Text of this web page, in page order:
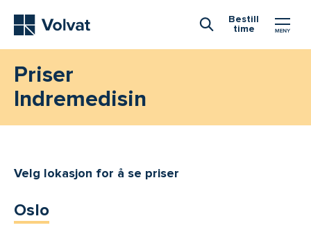
Bestill
time
Priser
Indremedisin
Velg lokasjon for å se priser
Oslo